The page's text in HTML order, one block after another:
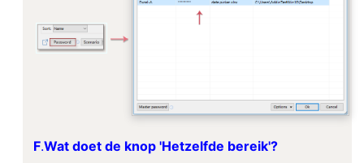
F.Wat doet de knop 'Hetzelfde bereik'?